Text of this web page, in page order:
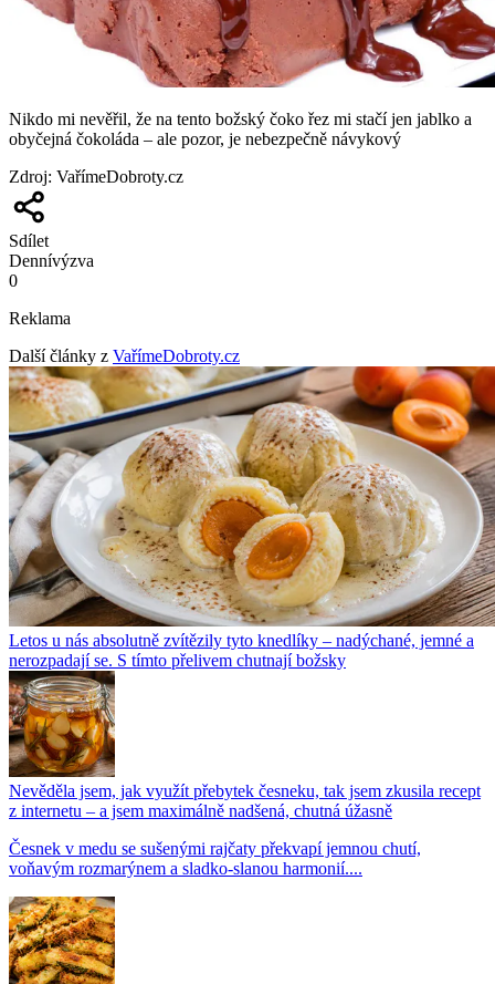
Nikdo mi nevěřil, že na tento božský čoko řez mi stačí jen jablko a
obyčejná čokoláda – ale pozor, je nebezpečně návykový
Zdroj: VařímeDobroty.cz
Sdílet
Dennívýzva
0
Reklama
Další články z VařímeDobroty.cz
Letos u nás absolutně zvítězily tyto knedlíky – nadýchané, jemné a
nerozpadají se. S tímto přelivem chutnají božsky
Nevěděla jsem, jak využít přebytek česneku, tak jsem zkusila recept
z internetu – a jsem maximálně nadšená, chutná úžasně
Česnek v medu se sušenými rajčaty překvapí jemnou chutí,
voňavým rozmarýnem a sladko-slanou harmonií....